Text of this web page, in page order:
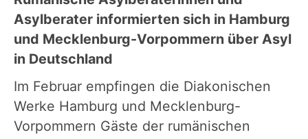
Asylberater informierten sich in Hamburg
und Mecklenburg-Vorpommern über Asyl
in Deutschland
Im Februar empfingen die Diakonischen
Werke Hamburg und Mecklenburg-
Vorpommern Gäste der rumänischen